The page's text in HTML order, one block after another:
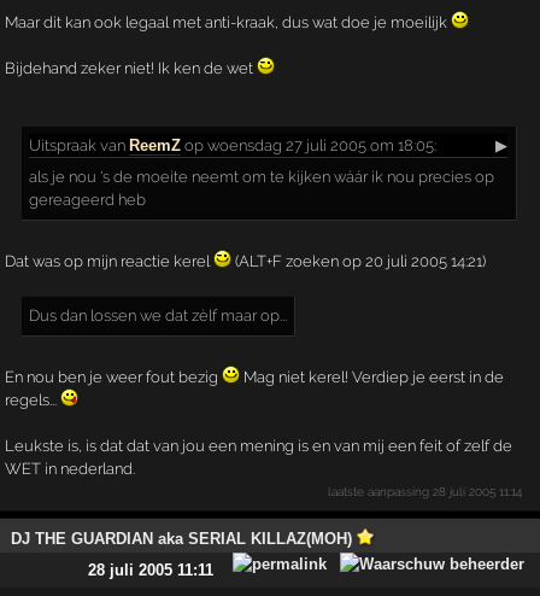
Maar dit kan ook legaal met anti-kraak, dus wat doe je moeilijk
Bijdehand zeker niet! Ik ken de wet
Uitspraak van ReemZ op woensdag 27 juli 2005 om 18:05:
▶
als je nou 's de moeite neemt om te kijken wáár ik nou precies op
gereageerd heb
Dat was op mijn reactie kerel (ALT+F zoeken op 20 juli 2005 14:21)
Dus dan lossen we dat zèlf maar op...
En nou ben je weer fout bezig
Mag niet kerel! Verdiep je eerst in de
regels...
Leukste is, is dat dat van jou een mening is en van mij een feit of zelf de
WET in nederland.
laatste aanpassing 28 juli 2005 11:14
DJ THE GUARDIAN aka SERIAL KILLAZ(MOH)
28 juli 2005 11:11